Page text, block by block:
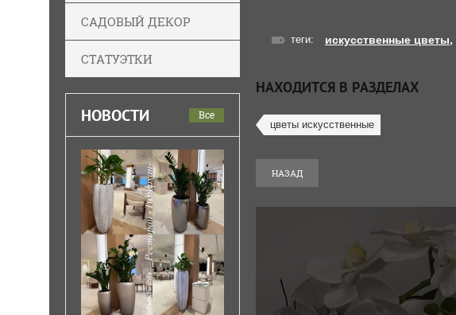
САДОВЫЙ ДЕКОР
СТАТУЭТКИ
НОВОСТИ Все
теги: искусственные цветы,
НАХОДИТСЯ В РАЗДЕЛАХ
цветы искусственные
НАЗАД